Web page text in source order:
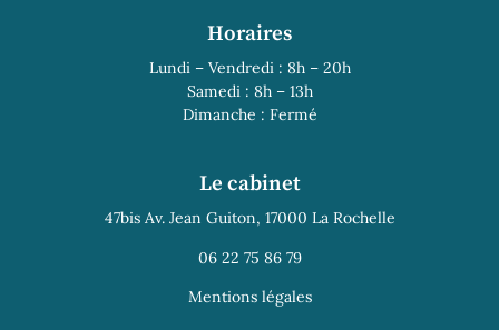
Horaires
Lundi – Vendredi : 8h – 20h
Samedi : 8h – 13h
Dimanche : Fermé
Le cabinet
47bis Av. Jean Guiton, 17000 La Rochelle
06 22 75 86 79
Mentions légales